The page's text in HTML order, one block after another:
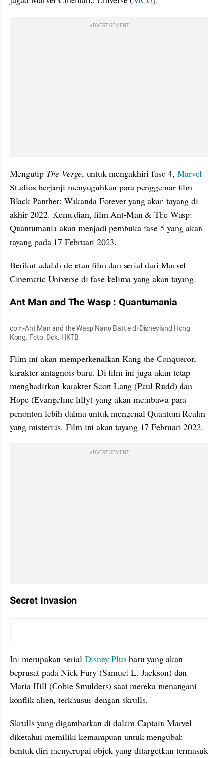
ADVERTISEMENT
Mengutip The Verge, untuk mengakhiri fase 4,
Studios berjanji menyuguhkan para penggemar film
Black Panther: Wakanda Forever yang akan tayang di
akhir 2022. Kemudian, film Ant-Man & The Wasp:
Quantumania akan menjadi pembuka fase 5 yang akan
tayang pada 17 Februari 2023.
Berikut adalah deretan film dan serial dari Marvel
Cinematic Universe di fase kelima yang akan tayang.
Ant Man and The Wasp : Quantumania
com-Ant Man and the Wasp Nano Battle di Disneyland Hong
Kong. Foto: Dok. HKTB
Film ini akan memperkenalkan Kang the Conqueror,
karakter antagnois baru. Di film ini juga akan tetap
menghadirkan karakter Scott Lang (Paul Rudd) dan
Hope (Evangeline lilly) yang akan membawa para
penonton lebih dalma untuk mengenal Quantum Realm
yang misterius. Film ini akan tayang 17 Februari 2023.
ADVERTISEMENT
Secret Invasion
Ini merupakan serial Disney Plus baru yang akan
beprusat pada Nick Fury (Samuel L. Jackson) dan
Maria Hill (Cobie Smulders) saat mereka menangani
konflik alien, terkhusus dengan skrulls.
Skrulls yang digambarkan di dalam Captain Marvel
diketahui memiliki kemampuan untuk mengubah
bentuk diri menyerupai objek yang ditargetkan termasuk